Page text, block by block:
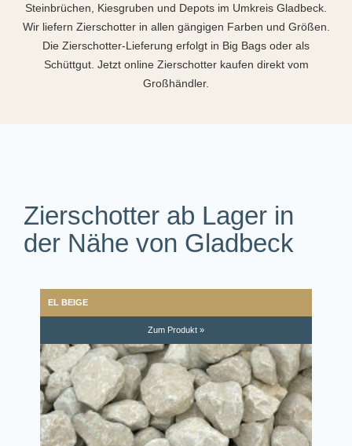
Steinbrüchen, Kiesgruben und Depots im Umkreis Gladbeck.
Wir liefern Zierschotter in allen gängigen Farben und Größen.
Die Zierschotter-Lieferung erfolgt in Big Bags oder als
Schüttgut. Jetzt online Zierschotter kaufen direkt vom
Großhändler.
Zierschotter ab Lager in
der Nähe von Gladbeck
EL BEIGE
Zum Produkt »